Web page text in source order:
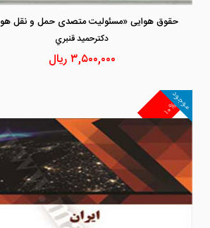
دكترحميد قنبري
۳,۵۰۰,۰۰۰ریال
۱۰%
موجود